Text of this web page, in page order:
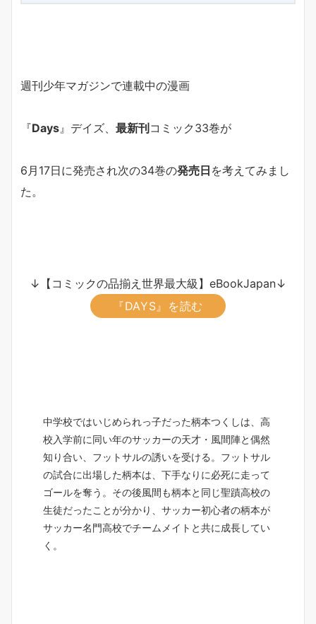
週刊少年マガジンで連載中の漫画
『Days』デイズ、 最新刊 コミック33巻が
6月17日に発売され次の34巻の発売日 を考えてみまし
た。
↓【コミックの品揃え世界最大級】eBookJapan↓
『DAYS』を読む
中学校ではいじめられっ子だった柄本つくしは、高
校入学前に同い年のサッカーの天才・風間陣と偶然
知り合い、フットサルの誘いを受ける。フットサル
の試合に出場した柄本は、下手なりに必死に走って
ゴールを奪う。その後風間も柄本と同じ聖蹟高校の
生徒だったことが分かり、サッカー初心者の柄本が
サッカー名門高校でチームメイトと共に成長してい
く。